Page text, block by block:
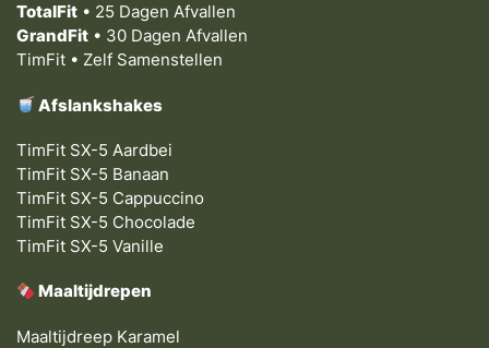
TotalFit • 25 Dagen Afvallen
GrandFit • 30 Dagen Afvallen
TimFit • Zelf Samenstellen
Afslankshakes
TimFit SX-5 Aardbei
TimFit SX-5 Banaan
TimFit SX-5 Cappuccino
TimFit SX-5 Chocolade
TimFit SX-5 Vanille
Maaltijdrepen
Maaltijdreep Karamel